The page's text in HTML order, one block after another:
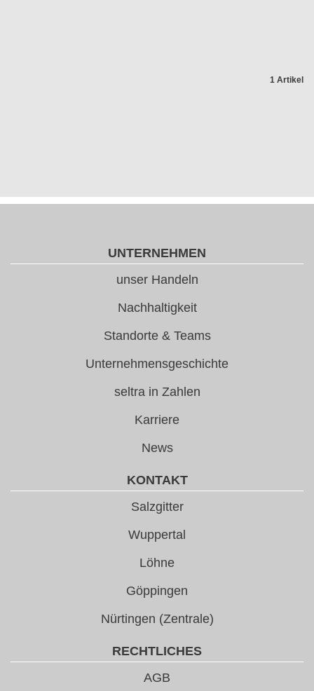
1 Artikel
UNTERNEHMEN
unser Handeln
Nachhaltigkeit
Standorte & Teams
Unternehmensgeschichte
seltra in Zahlen
Karriere
News
KONTAKT
Salzgitter
Wuppertal
Löhne
Göppingen
Nürtingen (Zentrale)
RECHTLICHES
AGB